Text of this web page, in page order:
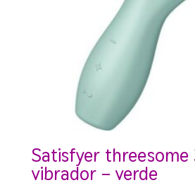
satisfyer threesome 3 lay-on
vibrador – verde